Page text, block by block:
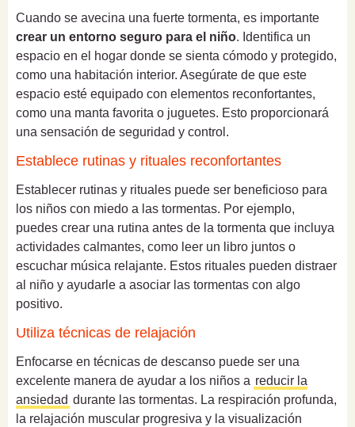
Cuando se avecina una fuerte tormenta, es importante
crear un entorno seguro para el niño. Identifica un
espacio en el hogar donde se sienta cómodo y protegido,
como una habitación interior. Asegúrate de que este
espacio esté equipado con elementos reconfortantes,
como una manta favorita o juguetes. Esto proporcionará
una sensación de seguridad y control.
Establece rutinas y rituales reconfortantes
Establecer rutinas y rituales puede ser beneficioso para
los niños con miedo a las tormentas. Por ejemplo,
puedes crear una rutina antes de la tormenta que incluya
actividades calmantes, como leer un libro juntos o
escuchar música relajante. Estos rituales pueden distraer
al niño y ayudarle a asociar las tormentas con algo
positivo.
Utiliza técnicas de relajación
Enfocarse en técnicas de descanso puede ser una
excelente manera de ayudar a los niños a reducir la
ansiedad durante las tormentas. La respiración profunda,
la relajación muscular progresiva y la visualización